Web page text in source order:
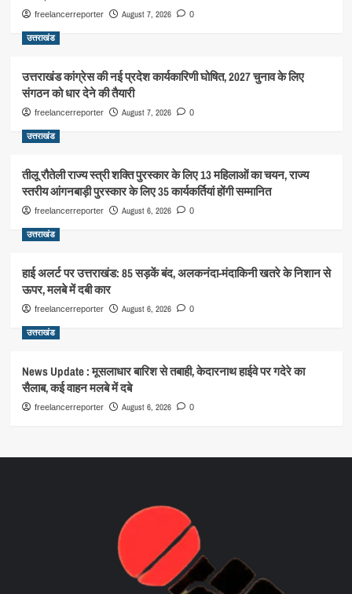
freelancerreporter August 7, 2026 0
उत्तराखंड
उत्तराखंड कांग्रेस की नई प्रदेश कार्यकारिणी घोषित, 2027 चुनाव के लिए
संगठन को धार देने की तैयारी
freelancerreporter August 7, 2026 0
उत्तराखंड
तीलू रौतेली राज्य स्त्री शक्ति पुरस्कार के लिए 13 महिलाओं का चयन, राज्य
स्तरीय आंगनबाड़ी पुरस्कार के लिए 35 कार्यकर्तियां होंगी सम्मानित
freelancerreporter August 6, 2026 0
उत्तराखंड
हाई अलर्ट पर उत्तराखंड: 85 सड़कें बंद, अलकनंदा-मंदाकिनी खतरे के निशान से
ऊपर, मलबे में दबी कार
freelancerreporter August 6, 2026 0
उत्तराखंड
News Update : मूसलाधार बारिश से तबाही, केदारनाथ हाईवे पर गदेरे का
सैलाब, कई वाहन मलबे में दबे
freelancerreporter August 6, 2026 0